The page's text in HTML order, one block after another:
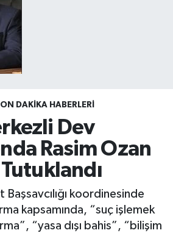
DAKIKA HABERLERI
Dev
Rasim Ozan
koordinesinde
kapsamında, “suç işlemek
“yasa dışı bahis”, “bilişim